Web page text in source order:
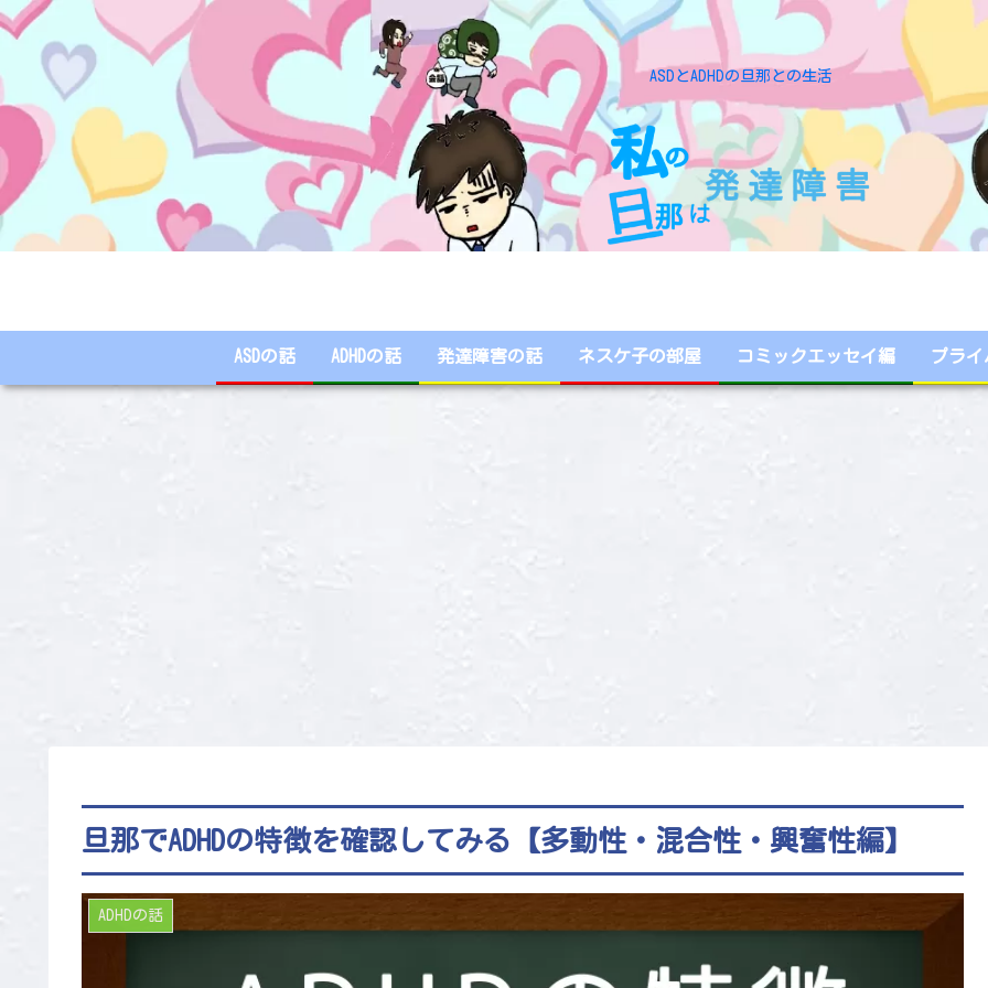
ASDとADHDの旦那との生活
ASDの話 ADHDの話 発達障害の話 ネスケ子の部屋 コミックエッセイ編 プラ
旦那でADHDの特徴を確認してみる【多動性・混合性・興奮性編】
ADHDの話